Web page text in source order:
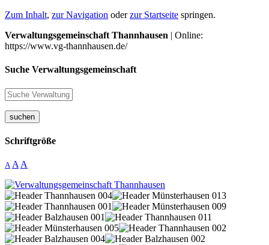
Zum Inhalt, zur Navigation oderzur Startseite springen.
Verwaltungsgemeinschaft Thannhausen | Online:
https://www.vg-thannhausen.de/
Suche Verwaltungsgemeinschaft
suchen
Schriftgröße
A A A